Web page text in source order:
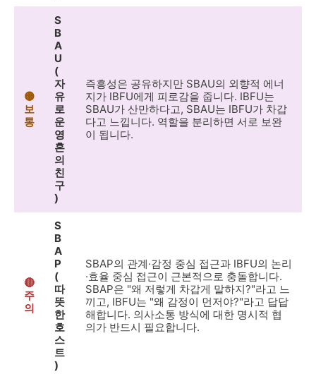
🟡
보
통
S
B
A
U
(
자
유
로
운
영
혼
의
친
구
)
즉흥성은 공유하지만 SBAU의 외향적 에너
지가 IBFU에게 피로감을 줍니다. IBFU는
SBAU가 산만하다고, SBAU는 IBFU가 차갑
다고 느낍니다. 역할을 분리하면 서로 보완
이 됩니다.
🔴
주
의
S
B
A
P
(
따
뜻
한
호
스
트
)
SBAP의 관계·감정 중심 접근과 IBFU의 논리
·효율 중심 접근이 근본적으로 충돌합니다.
SBAP은 "왜 저렇게 차갑게 말하지?"라고 느
끼고, IBFU는 "왜 감정이 먼저야?"라고 답답
해합니다. 의사소통 방식에 대한 명시적 협
의가 반드시 필요합니다.